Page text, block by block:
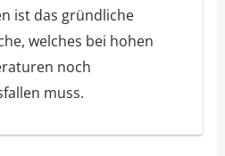
ist das gründliche
welches bei hohen
noch
muss.